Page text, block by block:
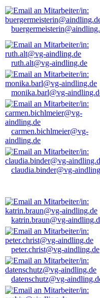
ruth.alt@vg-aindling.de
monika.barl@vg-
carmen.bichlmeier@vg-
aindling.de
claudia.binder@vg-
katrin.braun@vg-
peter.christ@vg-aindling.de
datenschutz@vg-